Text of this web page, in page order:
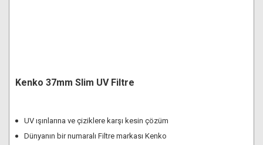
Kenko 37mm Slim UV Filtre
UV ışınlarına ve çiziklere karşı kesin çözüm
Dünyanın bir numaralı Filtre markası Kenko